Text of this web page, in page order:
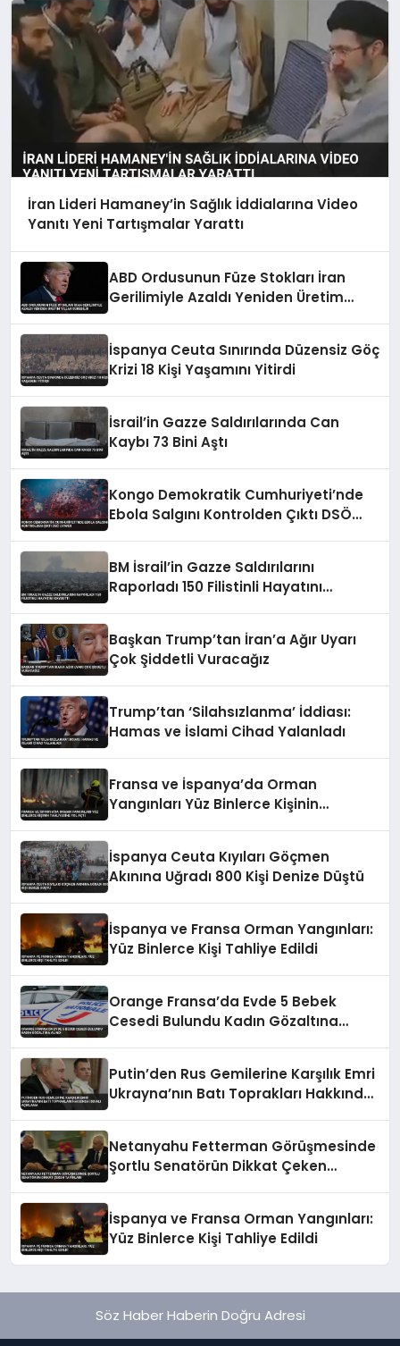
İran Lideri Hamaney’in Sağlık İddialarına Video
Yanıtı Yeni Tartışmalar Yarattı
ABD Ordusunun Füze Stokları İran
Gerilimiyle Azaldı Yeniden Üretim
İspanya Ceuta Sınırında Düzensiz Göç
Krizi 18 Kişi Yaşamını Yitirdi
İsrail’in Gazze Saldırılarında Can
Kaybı 73 Bini Aştı
Kongo Demokratik Cumhuriyeti’nde
Ebola Salgını Kontrolden Çıktı DSÖ
BM İsrail’in Gazze Saldırılarını
Raporladı 150 Filistinli Hayatını
Başkan Trump’tan İran’a Ağır Uyarı
Çok Şiddetli Vuracağız
Trump’tan ‘Silahsızlanma’ İddiası:
Hamas ve İslami Cihad Yalanladı
Fransa ve İspanya’da Orman
Yangınları Yüz Binlerce Kişinin
İspanya Ceuta Kıyıları Göçmen
Akınına Uğradı 800 Kişi Denize Düştü
İspanya ve Fransa Orman Yangınları:
Yüz Binlerce Kişi Tahliye Edildi
Orange Fransa’da Evde 5 Bebek
Cesedi Bulundu Kadın Gözaltına
Putin’den Rus Gemilerine Karşılık Emri
Ukrayna’nın Batı Toprakları Hakkında
Netanyahu Fetterman Görüşmesinde
Şortlu Senatörün Dikkat Çeken
İspanya ve Fransa Orman Yangınları:
Yüz Binlerce Kişi Tahliye Edildi
Söz Haber Haberin Doğru Adresi